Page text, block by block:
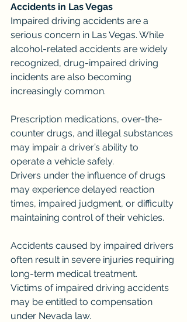
Accidents in Las Vegas
Impaired driving accidents are a
serious concern in Las Vegas. While
alcohol-related accidents are widely
recognized, drug-impaired driving
incidents are also becoming
increasingly common.
Prescription medications, over-the-
counter drugs, and illegal substances
may impair a driver’s ability to
operate a vehicle safely.
Drivers under the influence of drugs
may experience delayed reaction
times, impaired judgment, or difficulty
maintaining control of their vehicles.
Accidents caused by impaired drivers
often result in severe injuries requiring
long-term medical treatment.
Victims of impaired driving accidents
may be entitled to compensation
under Nevada law.